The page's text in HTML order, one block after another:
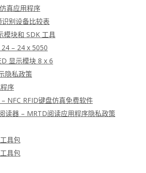
真应用程序
别设备比较表
模块和 SDK 工具
24 – 24 x 5050
显示模块 8 x 6
隐私政策
序
NFC RFID键盘仿真免费软件
读器 – MRTD阅读应用程序隐私政策
具包
具包